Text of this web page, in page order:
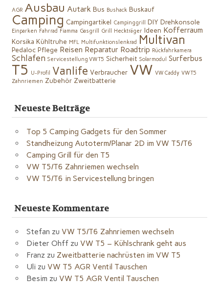
AGR Ausbau Autark Bus Bushack Buskauf
Camping Campingartikel Campinggrill DIY Drehkonsole
Einparken Fahrrad Fiamma Gasgrill Grill Heckträger Ideen Kofferraum
Korsika Kühltruhe MFL Multifunktionslenkrad Multivan
Pedaloc Pflege Reisen Reparatur Roadtrip Rückfahrkamera
Schlafen Servicestellung VW T5 Sicherheit Solarmodul Surferbus
T5 U-Profil Vanlife Verbraucher VW VW Caddy VW T5
Zahnriemen Zubehör Zweitbatterie
Neueste Beiträge
Top 5 Camping Gadgets für den Sommer
Standheizung Autoterm/Planar 2D im VW T5/T6
Camping Grill für den T5
VW T5/T6 Zahnriemen wechseln
VW T5/T6 in Servicestellung bringen
Neueste Kommentare
Stefan zu VW T5/T6 Zahnriemen wechseln
Dieter Ohff zu VW T5 – Kühlschrank geht aus
Franz zu Zweitbatterie nachrüsten im VW T5
Uli zu VW T5 AGR Ventil Tauschen
Besim zu VW T5 AGR Ventil Tauschen